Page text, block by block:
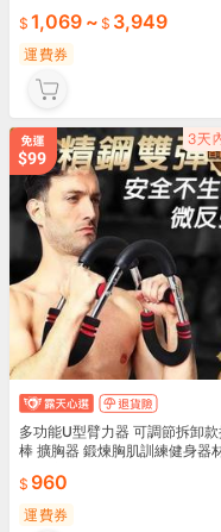
肌訓練
1,069 ~ 3,949
運費券
多功能U型臂力器 可調節拆卸款
棒 擴胸器 鍛煉胸肌訓練健身器
960
運費券